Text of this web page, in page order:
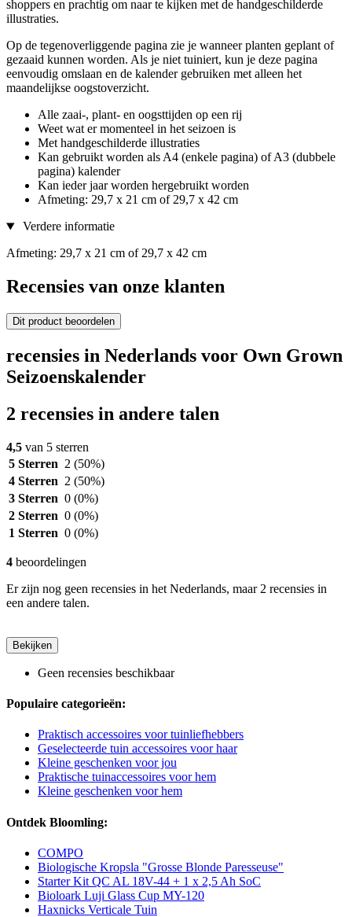
shoppers en prachtig om naar te kijken met de handgeschilderde
illustraties.
Op de tegenoverliggende pagina zie je wanneer planten geplant of
gezaaid kunnen worden. Als je niet tuiniert, kun je deze pagina
eenvoudig omslaan en de kalender gebruiken met alleen het
maandelijkse oogstoverzicht.
Alle zaai-, plant- en oogsttijden op een rij
Weet wat er momenteel in het seizoen is
Met handgeschilderde illustraties
Kan gebruikt worden als A4 (enkele pagina) of A3 (dubbele
pagina) kalender
Kan ieder jaar worden hergebruikt worden
Afmeting: 29,7 x 21 cm of 29,7 x 42 cm
Verdere informatie
Afmeting: 29,7 x 21 cm of 29,7 x 42 cm
Recensies van onze klanten
Dit product beoordelen
recensies in Nederlands voor Own Grown
Seizoenskalender
2 recensies in andere talen
4,5 van 5 sterren
5 Sterren 2 (50%)
4 Sterren 2 (50%)
3 Sterren 0 (0%)
2 Sterren 0 (0%)
1 Sterren 0 (0%)
4 beoordelingen
Er zijn nog geen recensies in het Nederlands, maar 2 recensies in
een andere talen.
Bekijken
Geen recensies beschikbaar
Populaire categorieën:
Praktisch accessoires voor tuinliefhebbers
Geselecteerde tuin accessoires voor haar
Kleine geschenken voor jou
Praktische tuinaccessoires voor hem
Kleine geschenken voor hem
Ontdek Bloomling:
COMPO
Biologische Kropsla "Grosse Blonde Paresseuse"
Starter Kit QC AL 18V-44 + 1 x 2,5 Ah SoC
Bioloark Luji Glass Cup MY-120
Haxnicks Verticale Tuin